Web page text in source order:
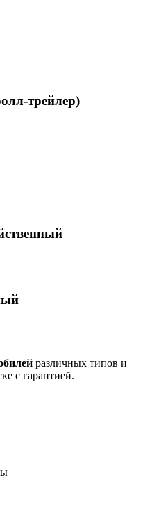
трейлер)
различных типов и
с гарантией.